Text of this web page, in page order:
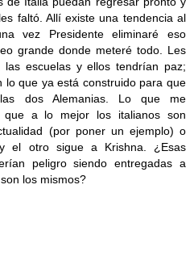
faltó. Allí existe una tendencia al
vez Presidente eliminaré eso
grande donde meteré todo. Les
escuelas y ellos tendrían paz;
lo que ya está construido para que
dos Alemanias. Lo que me
que a lo mejor los italianos son
(por poner un ejemplo) o
el otro sigue a Krishna. ¿Esas
peligro siendo entregadas a
los mismos?